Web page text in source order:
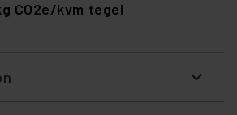
CO2e/kvm tegel